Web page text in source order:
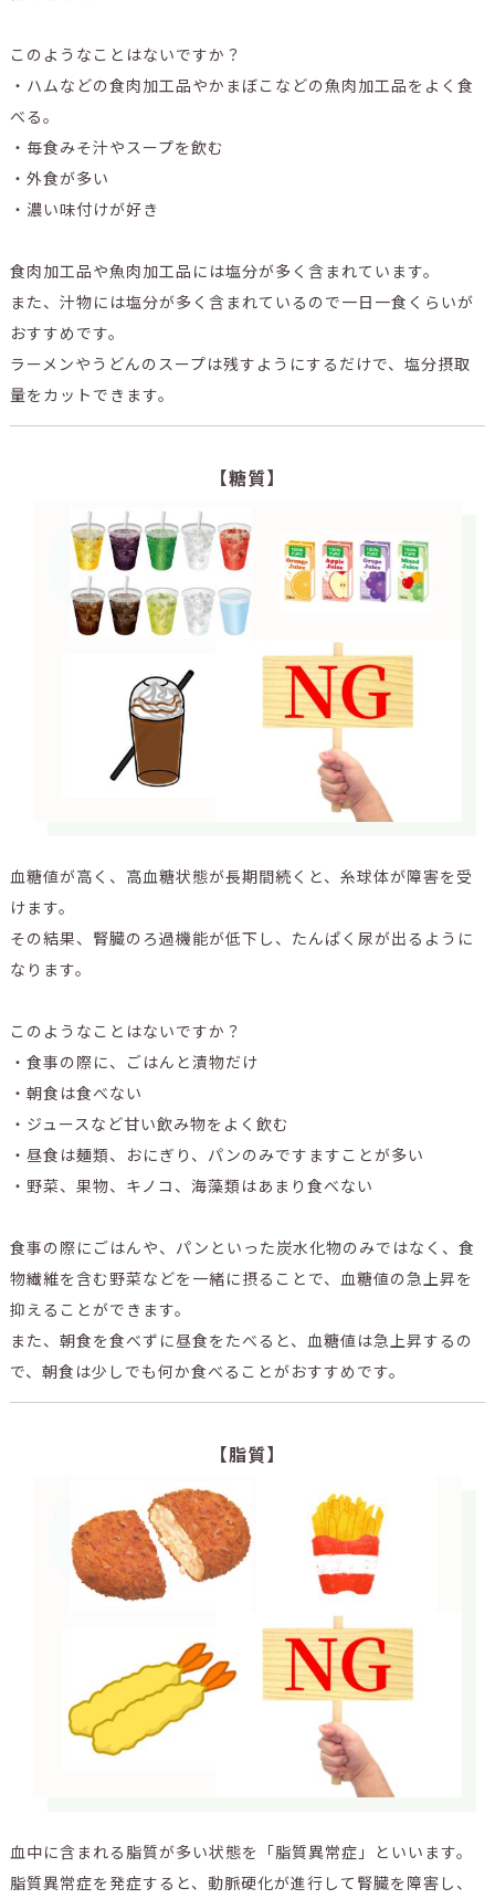
このようなことはないですか？
・ハムなどの食肉加工品やかまぼこなどの魚肉加工品をよく食
べる。
・毎食みそ汁やスープを飲む
・外食が多い
・濃い味付けが好き
食肉加工品や魚肉加工品には塩分が多く含まれています。
また、汁物には塩分が多く含まれているので一日一食くらいが
おすすめです。
ラーメンやうどんのスープは残すようにするだけで、塩分摂取
量をカットできます。
【糖質】
血糖値が高く、高血糖状態が長期間続くと、糸球体が障害を受
けます。
その結果、腎臓のろ過機能が低下し、たんぱく尿が出るように
なります。
このようなことはないですか？
・食事の際に、ごはんと漬物だけ
・朝食は食べない
・ジュースなど甘い飲み物をよく飲む
・昼食は麺類、おにぎり、パンのみですますことが多い
・野菜、果物、キノコ、海藻類はあまり食べない
食事の際にごはんや、パンといった炭水化物のみではなく、食
物繊維を含む野菜などを一緒に摂ることで、血糖値の急上昇を
抑えることができます。
また、朝食を食べずに昼食をたべると、血糖値は急上昇するの
で、朝食は少しでも何か食べることがおすすめです。
【脂質】
血中に含まれる脂質が多い状態を「脂質異常症」といいます。
脂質異常症を発症すると、動脈硬化が進行して腎臓を障害し、